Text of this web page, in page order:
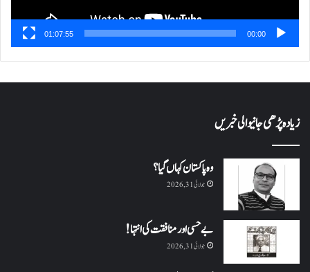
00:00
01:07:55
زیادہ پڑھی جانیوالی خبریں
وہ پاکستان کہاں گیا؟
جولائی 31, 2026
بے حسی اور منافقت کی انتہا !
جولائی 31, 2026